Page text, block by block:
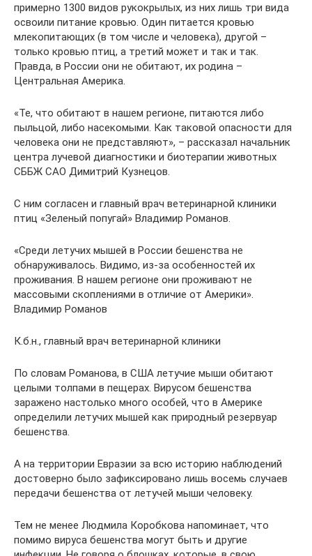
примерно 1300 видов рукокрылых, из них лишь три вида
освоили питание кровью. Один питается кровью
млекопитающих (в том числе и человека), другой –
только кровью птиц, а третий может и так и так.
Правда, в России они не обитают, их родина –
Центральная Америка.
«Те, что обитают в нашем регионе, питаются либо
пыльцой, либо насекомыми. Как таковой опасности для
человека они не представляют», – рассказал начальник
центра лучевой диагностики и биотерапии животных
СББЖ САО Димитрий Кузнецов.
С ним согласен и главный врач ветеринарной клиники
птиц «Зеленый попугай» Владимир Романов.
«Среди летучих мышей в России бешенства не
обнаруживалось. Видимо, из-за особенностей их
проживания. В нашем регионе они проживают не
массовыми скоплениями в отличие от Америки».
Владимир Романов
К.б.н., главный врач ветеринарной клиники
По словам Романова, в США летучие мыши обитают
целыми толпами в пещерах. Вирусом бешенства
заражено настолько много особей, что в Америке
определили летучих мышей как природный резервуар
бешенства.
А на территории Евразии за всю историю наблюдений
достоверно было зафиксировано лишь восемь случаев
передачи бешенства от летучей мыши человеку.
Тем не менее Людмила Коробкова напоминает, что
помимо вируса бешенства могут быть и другие